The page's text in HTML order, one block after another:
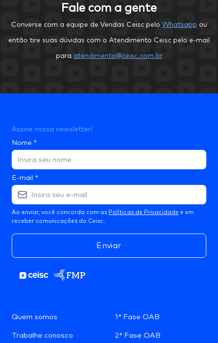
Fale com a gente
Converse com a equipe de Vendas Ceisc pelo Whatsapp ou
então tire suas dúvidas com o Atendimento Ceisc pelo e-mail
para atendimento@ceisc.com.br
Quem somos
Trabalhe conosco
1ª Fase OAB
2ª Fase OAB
Assine nossa newsletter!
Nome *
E-mail *
Ao enviar, você concorda com as Políticas de Privacidade e em
receber comunicações do Ceisc.
Enviar